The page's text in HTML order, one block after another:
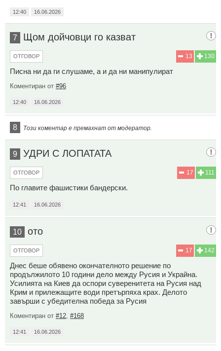
12:40 16.06.2026
7 Щом дойчовци го казват
130
13
ОТГОВОР
Писна ни да ги слушаме, а и да ни манипулират
Коментиран от #96
12:40 16.06.2026
8 Този коментар е премахнат от модератор.
9 УДРИ С ЛОПАТАТА
111
17
ОТГОВОР
По главите фашистики бандерски.
12:41 16.06.2026
10 ото
142
17
ОТГОВОР
Днес беше обявено окончателното решение по
продължилото 10 години дело между Русия и Украйна.
Усилията на Киев да оспори суверенитета на Русия над
Крим и прилежащите води претърпяха крах. Делото
завърши с убедителна победа за Русия
Коментиран от #12 #168
12:41 16.06.2026